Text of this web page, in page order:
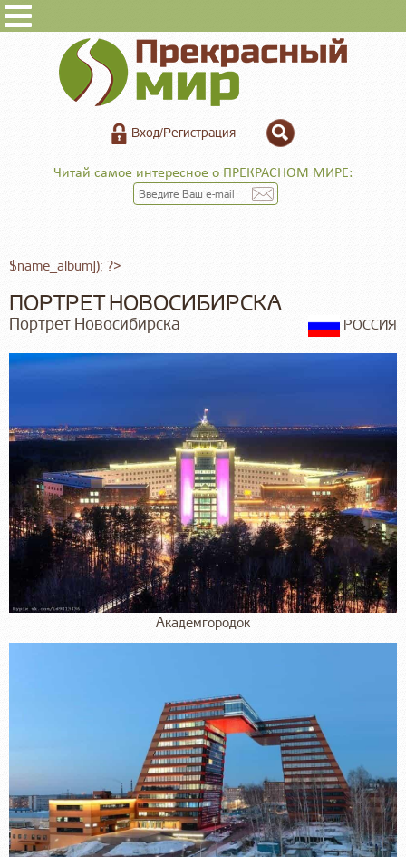
Вход/Регистрация
Читай самое интересное о ПРЕКРАСНОМ МИРЕ:
$name_album]); ?>
ПОРТРЕТ НОВОСИБИРСКА
Портрет Новосибирска РОССИЯ
Академгородок